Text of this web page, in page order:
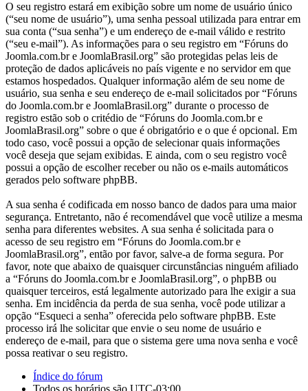
O seu registro estará em exibição sobre um nome de usuário único
(“seu nome de usuário”), uma senha pessoal utilizada para entrar em
sua conta (“sua senha”) e um endereço de e-mail válido e restrito
(“seu e-mail”). As informações para o seu registro em “Fóruns do
Joomla.com.br e JoomlaBrasil.org” são protegidas pelas leis de
proteção de dados aplicáveis no país vigente e no servidor em que
estamos hospedados. Qualquer informação além de seu nome de
usuário, sua senha e seu endereço de e-mail solicitados por “Fóruns
do Joomla.com.br e JoomlaBrasil.org” durante o processo de
registro estão sob o critédio de “Fóruns do Joomla.com.br e
JoomlaBrasil.org” sobre o que é obrigatório e o que é opcional. Em
todo caso, você possui a opção de selecionar quais informações
você deseja que sejam exibidas. E ainda, com o seu registro você
possui a opção de escolher receber ou não os e-mails automáticos
gerados pelo software phpBB.
A sua senha é codificada em nosso banco de dados para uma maior
segurança. Entretanto, não é recomendável que você utilize a mesma
senha para diferentes websites. A sua senha é solicitada para o
acesso de seu registro em “Fóruns do Joomla.com.br e
JoomlaBrasil.org”, então por favor, salve-a de forma segura. Por
favor, note que abaixo de quaisquer circunstâncias ninguém afiliado
a “Fóruns do Joomla.com.br e JoomlaBrasil.org”, o phpBB ou
quaisquer terceiros, está legalmente autorizado para lhe exigir a sua
senha. Em incidência da perda de sua senha, você pode utilizar a
opção “Esqueci a senha” oferecida pelo software phpBB. Este
processo irá lhe solicitar que envie o seu nome de usuário e
endereço de e-mail, para que o sistema gere uma nova senha e você
possa reativar o seu registro.
Índice do fórum